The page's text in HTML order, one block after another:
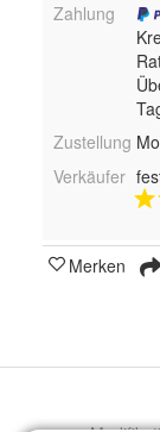
Zahlung
Zustellung
Verkäufer
Merken